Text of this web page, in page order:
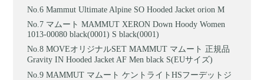
Mammut Ultimate Alpine SO Hooded Jacket orion M
マムート MAMMUT XERON Down Hoody Women
1013-00080 black(0001) S black(0001)
MOVEオリジナルSET MAMMUT マムート 正規品
Gravity IN Hooded Jacket AF Men black S(EUサイズ)
MAMMUT マムート ケントライトHSフーデットジ